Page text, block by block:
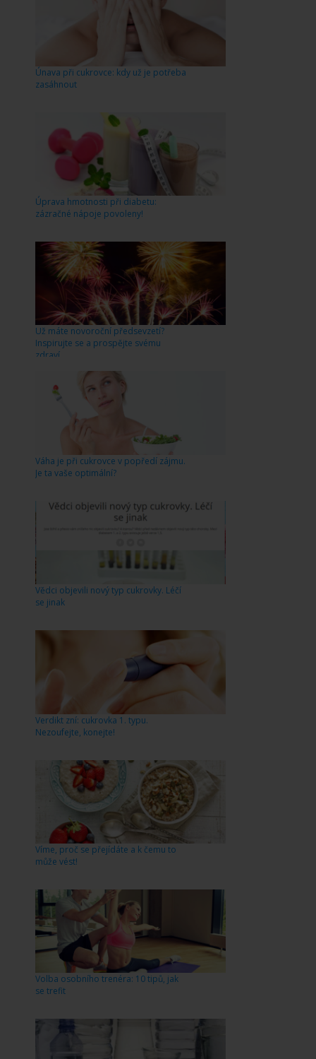
Únava při cukrovce: kdy už je potřeba
zasáhnout
Úprava hmotnosti při diabetu:
zázračné nápoje povoleny!
Už máte novoroční předsevzetí?
Inspirujte se a prospějte svému
zdraví
Váha je při cukrovce v popředí zájmu.
Je ta vaše optimální?
Vědci objevili nový typ cukrovky. Léčí
se jinak
Verdikt zní: cukrovka 1. typu.
Nezoufejte, konejte!
Víme, proč se přejídáte a k čemu to
může vést!
Volba osobního trenéra: 10 tipů, jak
se trefit